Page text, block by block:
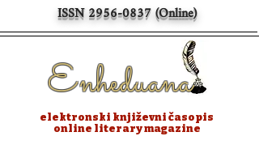
ISSN2956-0837(Online)
Enheduana
elektronski književni časopis
online literary magazine